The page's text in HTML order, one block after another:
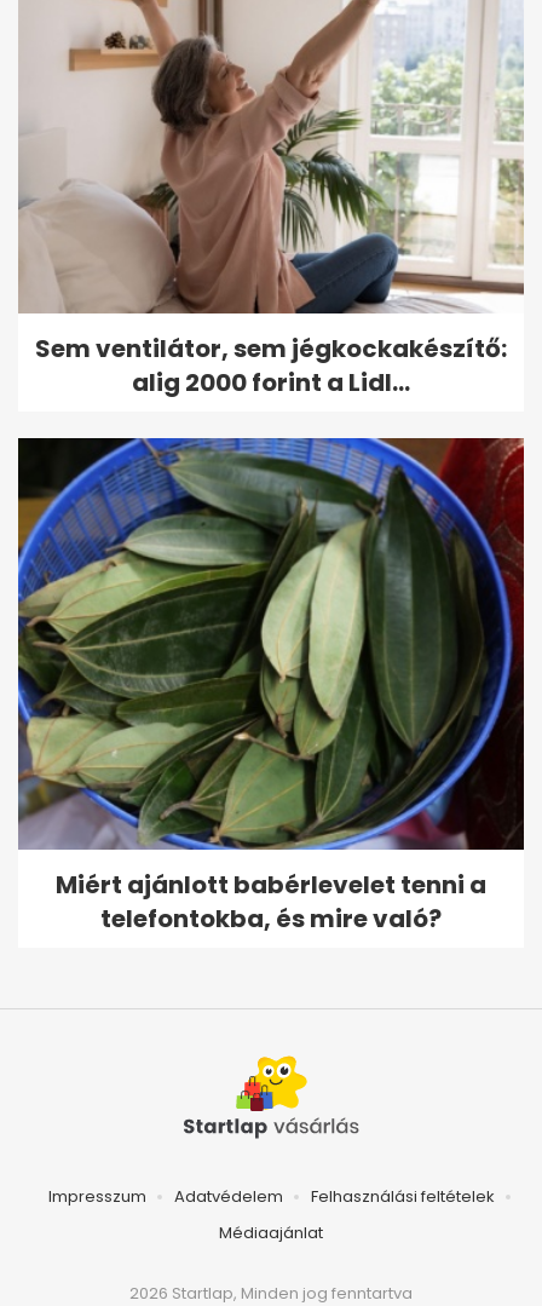
Sem ventilátor, sem jégkockakészítő:
alig 2000 forint a Lidl...
Miért ajánlott babérlevelet tenni a
telefontokba, és mire való?
Impresszum Adatvédelem
Felhasználási feltételek
Médiaajánlat
2026 Startlap, Minden jog fenntartva